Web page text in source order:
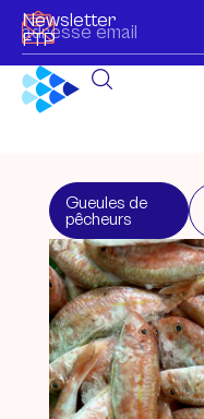
Newsletter
FTP
Gueules de
pêcheurs